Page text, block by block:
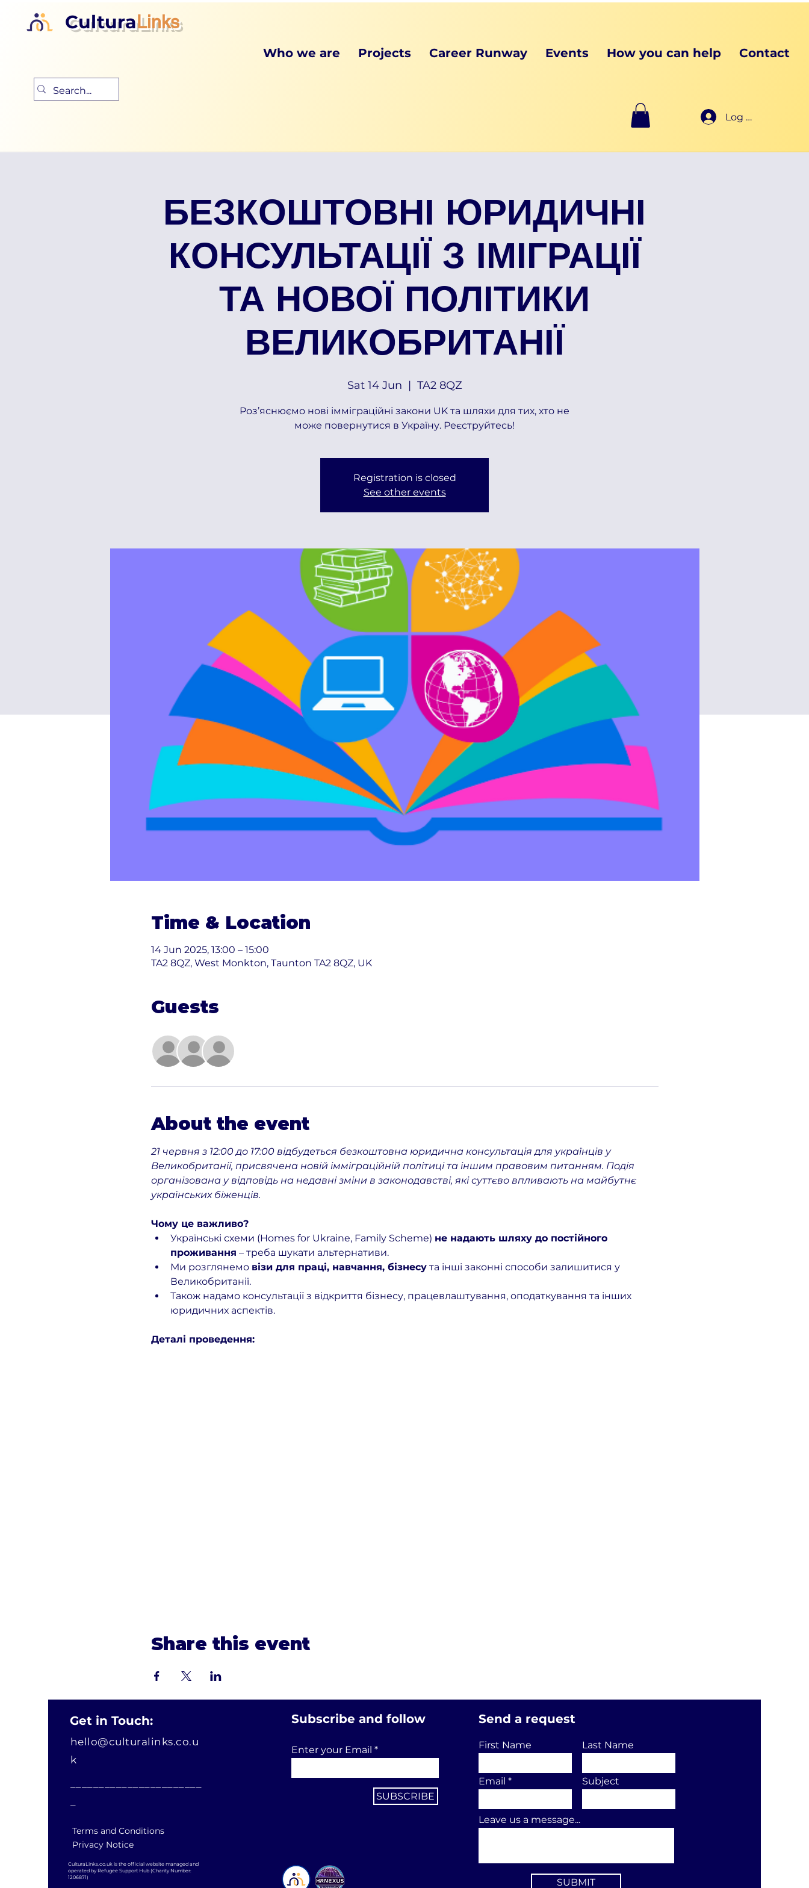
CulturaLinks
Who we are Projects Career Runway Events How you can help Contact
Log In
БЕЗКОШТОВНІ ЮРИДИЧНІ
КОНСУЛЬТАЦІЇ З ІМІГРАЦІЇ
ТА НОВОЇ ПОЛІТИКИ
ВЕЛИКОБРИТАНІЇ
Sat 14 Jun
  |
TA2 8QZ
Pоз’яснюємо нові імміграційні закони UK та шляхи для тих, хто не
може повернутися в Україну. Реєструйтесь!
Registration is closed
See other events
Time & Location
14 Jun 2025, 13:00 – 15:00
TA2 8QZ, West Monkton, Taunton TA2 8QZ, UK
Guests
About the event
21 червня з 12:00 до 17:00 відбудеться безкоштовна юридична консультація для українців у
Великобританії, присвячена новій імміграційній політиці та іншим правовим питанням. Подія
організована у відповідь на недавні зміни в законодавстві, які суттєво впливають на майбутнє
українських біженців.
Чому це важливо?
Українські схеми (Homes for Ukraine, Family Scheme) не надають шляху до постійного
проживання – треба шукати альтернативи.
Ми розглянемо візи для праці, навчання, бізнесу та інші законні способи залишитися у
Великобританії.
Також надамо консультації з відкриття бізнесу, працевлаштування, оподаткування та інших
юридичних аспектів.
Деталі проведення:
Share this event
Get in Touch:
hello@culturalinks.co.u
k
Terms and Conditions
Privacy Notice
CulturaLinks.co.uk is the official website managed and
operated by Refugee Support Hub (Charity Number:
1206871)
Subscribe and follow
Enter your Email
SUBSCRIBE
Send a request
First Name Last Name
Email Subject
Leave us a message...
SUBMIT